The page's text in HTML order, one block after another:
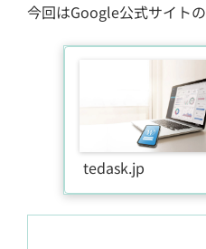
今回はGoogle公式サイト
tedask.jp